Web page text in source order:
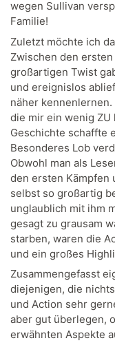
wegen Sullivan
Familie!
Zuletzt möchte ich
Zwischen den
großartigen Twist
und ereignislos
näher
die mir ein wenig ZU
Geschichte schaffte
Besonderes Lob
Obwohl man als
den ersten Kämpfen
selbst so großartig
unglaublich mit ihm
gesagt zu grausam
starben, waren die
und ein großes
Zusammengefasst
diejenigen, die
und Action sehr
aber gut überlegen,
erwähnten Aspekte